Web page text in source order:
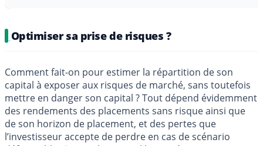
Optimiser sa prise de risques ?
Comment fait-on pour estimer la répartition de son
capital à exposer aux risques de marché, sans toutefois
mettre en danger son capital ? Tout dépend évidemment
des rendements des placements sans risque ainsi que
de son horizon de placement, et des pertes que
l’investisseur accepte de perdre en cas de scénario